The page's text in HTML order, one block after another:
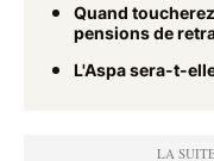
Quand
pensions de
L'Aspa sera-t-